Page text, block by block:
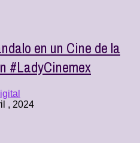
en un Cine de la
#LadyCinemex
, 2024